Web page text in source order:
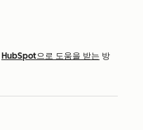
HubSpot으로 도움을 받는 방